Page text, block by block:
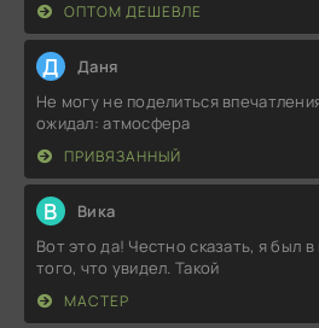
ОПТОМ ДЕШЕВЛЕ
Д Даня
Не могу не поделиться
ожидал: атмосфера
ПРИВЯЗАННЫЙ
В Вика
Вот это да! Честно сказать, я был
того, что увидел. Такой
МАСТЕР